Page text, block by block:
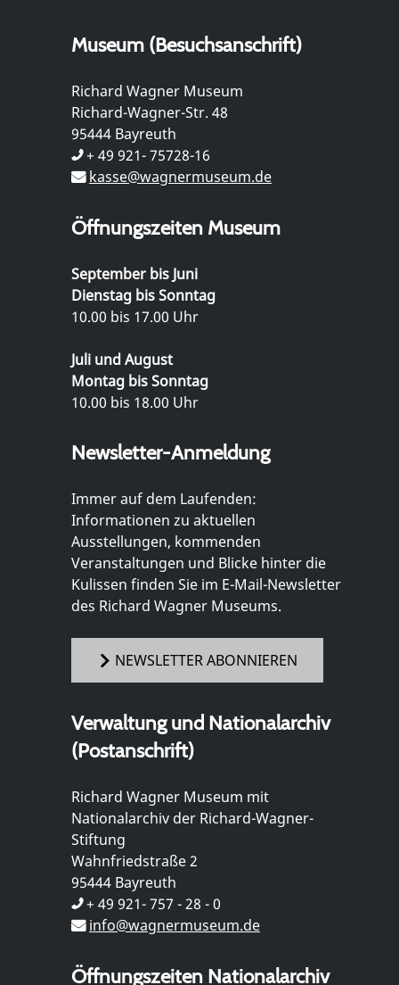
Museum (Besuchsanschrift)
Richard Wagner Museum
Richard-Wagner-Str. 48
95444 Bayreuth
+ 49 921- 75728-16
kasse@wagnermuseum.de
Öffnungszeiten Museum
September bis Juni
Dienstag bis Sonntag
10.00 bis 17.00 Uhr
Juli und August
Montag bis Sonntag
10.00 bis 18.00 Uhr
Newsletter-Anmeldung
Immer auf dem Laufenden:
Informationen zu aktuellen
Ausstellungen, kommenden
Veranstaltungen und Blicke hinter die
Kulissen finden Sie im E-Mail-Newsletter
des Richard Wagner Museums.
NEWSLETTER ABONNIEREN
Verwaltung und Nationalarchiv
(Postanschrift)
Richard Wagner Museum mit
Nationalarchiv der Richard-Wagner-
Stiftung
Wahnfriedstraße 2
95444 Bayreuth
+ 49 921- 757 - 28 - 0
info@wagnermuseum.de
Öffnungszeiten Nationalarchiv